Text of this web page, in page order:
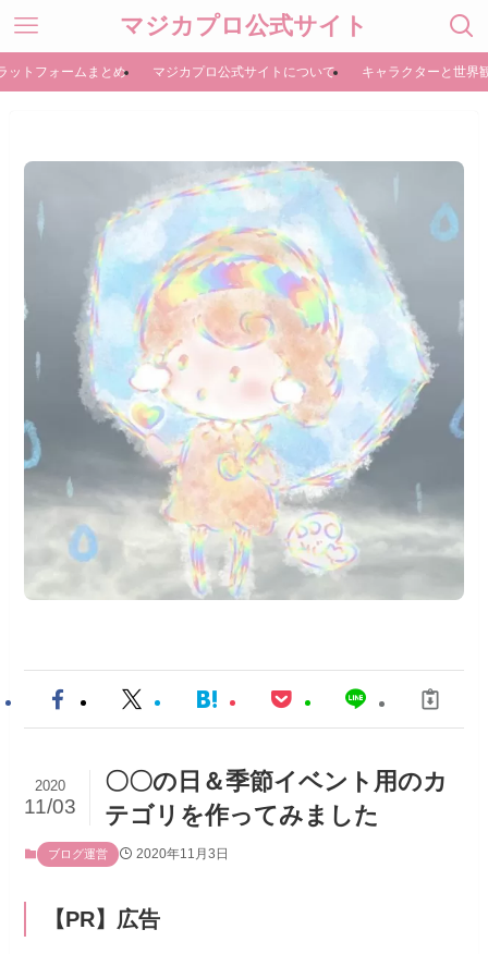
マジカプロ公式サイト
ットフォームまとめ マジカプロ公式サイトについて キャラクターと世界
〇〇の日＆季節イベント用のカ
テゴリを作ってみました
2020
11/03
ブログ運営 2020年11月3日
【PR】広告